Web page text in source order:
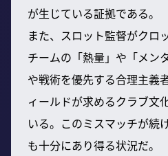
が生じている証拠である。
また、スロット監督がクロ
チームの「熱量」や「メン
や戦術を優先する合理主義
ィールドが求めるクラブ文
いる。このミスマッチが続
も十分にあり得る状況だ。